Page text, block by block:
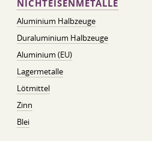
NICHTEISENMETALLE
Aluminium Halbzeuge
Duraluminium Halbzeuge
Aluminium (EU)
Lagermetalle
Lötmittel
Zinn
Blei